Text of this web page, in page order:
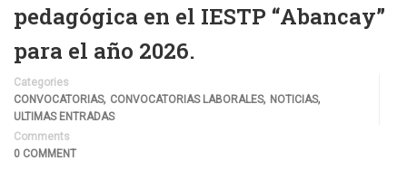
pedagógica en el IESTP “Abancay”
para el año 2026.
Categories
CONVOCATORIAS, CONVOCATORIAS LABORALES, NOTICIAS,
ULTIMAS ENTRADAS
Comments
0 COMMENT